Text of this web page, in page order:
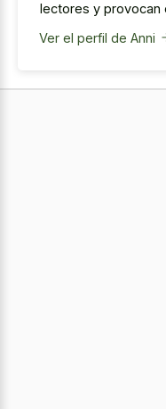
lectores y provocan
Ver el perfil de Anni